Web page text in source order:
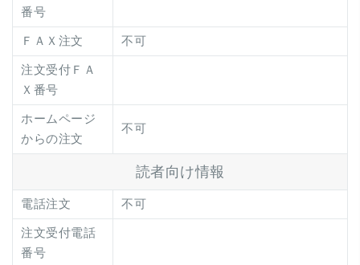
番号
ＦＡＸ注文
不可
注文受付ＦＡ
Ｘ番号
ホームページ
からの注文
不可
読者向け情報
電話注文
不可
注文受付電話
番号